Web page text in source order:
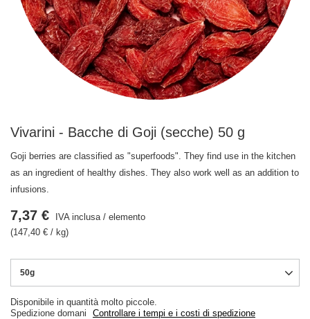
Vivarini - Bacche di Goji (secche) 50 g
Goji berries are classified as "superfoods". They find use in the kitchen
as an ingredient of healthy dishes. They also work well as an addition to
infusions.
50g
Disponibile in quantità molto piccole
Spedizione domani Controllare i tempi e i costi di spedizione
7,37 € IVA inclusa/ elemento
(147,40 € / kg)